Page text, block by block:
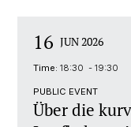
16 JUN 2026
Time: 18:30 - 19:30
PUBLIC EVENT
Über die